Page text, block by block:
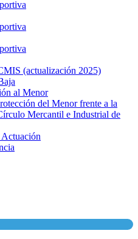
(actualización 2025)
al Menor
del Menor frente a la
Mercantil e Industrial de